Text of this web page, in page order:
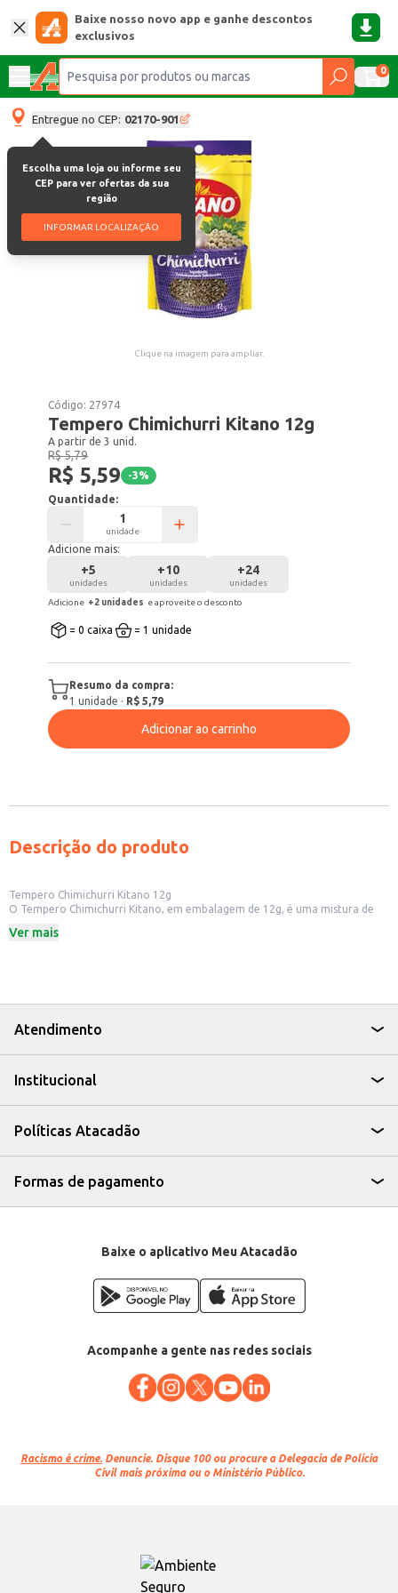
Baixe nosso novo app e ganhe descontos
exclusivos
0
Entregue no CEP: 02170-901
Escolha uma loja ou informe seu
CEP para ver ofertas da sua
região
INFORMAR LOCALIZAÇÃO
Clique na imagem para ampliar.
Código: 27974
Tempero Chimichurri Kitano 12g
A partir de 3 unid.
R$ 5,79
R$ 5,59 -3%
Quantidade:
unidade
Adicione mais:
+5
unidades
+10
unidades
+24
unidades
Adicione +2 unidades e aproveite o desconto
= 0 caixa = 1 unidade
Resumo da compra:
1 unidade · R$ 5,79
Adicionar ao carrinho
Descrição do produto
Tempero Chimichurri Kitano 12g
O Tempero Chimichurri Kitano, em embalagem de 12g, é uma mistura de
Perfeito para quem busca praticidade na cozinha, o chimichurri é um
Utilize para temperar legumes e saladas, agregando um toque especial.
Perfeito para quem busca um toque de sabor em suas receitas.
Com o Tempero Chimichurri Kitano, você tem a praticidade de um tempero
Ver mais
Atendimento
Institucional
Políticas Atacadão
Formas de pagamento
Baixe o aplicativo Meu Atacadão
Acompanhe a gente nas redes sociais
Racismo é crime. Denuncie. Disque 100 ou procure a Delegacia de Polícia
Civil mais próxima ou o Ministério Público.